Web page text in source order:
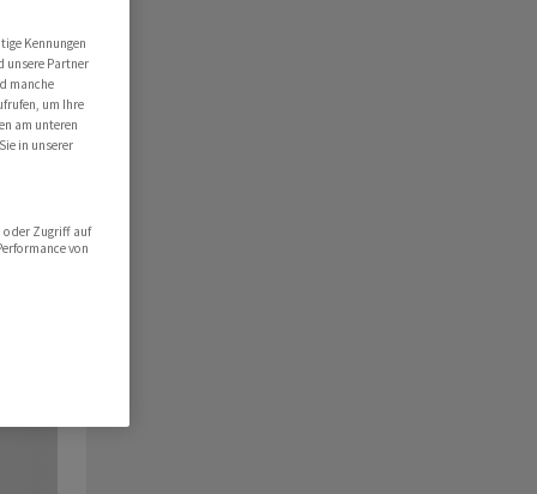
Kennungen
unsere Partner
manche
um Ihre
am unteren
in unserer
oder Zugriff auf
von